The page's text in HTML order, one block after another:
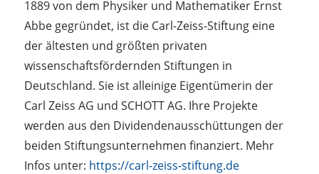
1889 von dem Physiker und Mathematiker Ernst
Abbe gegründet, ist die Carl-Zeiss-Stiftung eine
der ältesten und größten privaten
wissenschaftsfördernden Stiftungen in
Deutschland. Sie ist alleinige Eigentümerin der
Carl Zeiss AG und SCHOTT AG. Ihre Projekte
werden aus den Dividendenausschüttungen der
beiden Stiftungsunternehmen finanziert. Mehr
Infos unter: https://carl-zeiss-stiftung.de